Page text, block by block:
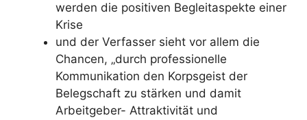
werden die positiven Begleitaspekte einer
Krise
und der Verfasser sieht vor allem die
Chancen, „durch professionelle
Kommunikation den Korpsgeist der
Belegschaft zu stärken und damit
Arbeitgeber- Attraktivität und